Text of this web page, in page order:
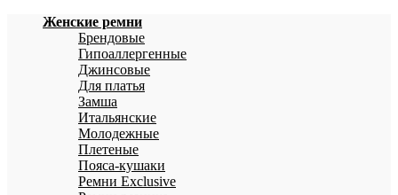
Женские ремни
Брендовые
Гипоаллергенные
Джинсовые
Для платья
Замша
Итальянские
Молодежные
Плетеные
Пояса-кушаки
Ремни Exclusive